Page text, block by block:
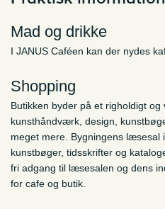
Mad og drikke
I JANUS Caféen kan der nydes
Shopping
Butikken byder på et righoldigt
kunsthåndværk, design,
meget mere. Bygningens læsesal
kunstbøger, tidsskrifter og
fri adgang til læsesalen og dens
for cafe og butik.